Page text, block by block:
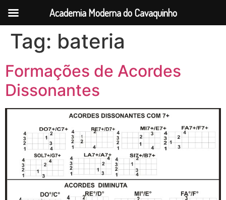
Tag: bateria
Formações de Acordes
Dissonantes
Academia Moderna do Cavaquinho